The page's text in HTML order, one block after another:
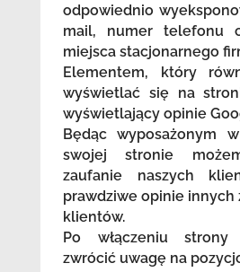
odpowiednio
mail, numer telefonu
miejsca stacjonarnego
Elementem, który
wyświetlać się na
wyświetlający opinie
Będąc wyposażonym
swojej stronie
zaufanie naszych
prawdziwe opinie innych
klientów.
Po włączeniu
zwrócić uwagę na